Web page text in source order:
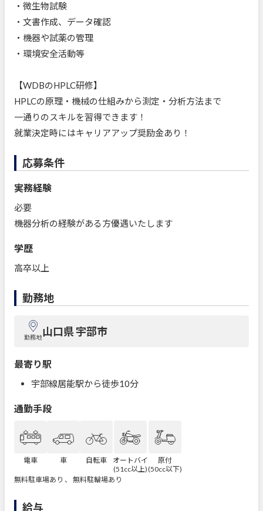
・微生物試験
・文書作成、データ確認
・機器や試薬の管理
・環境安全活動等
【WDBのHPLC研修】
HPLCの原理・機械の仕組みから測定・分析方法まで
一通りのスキルを習得できます！
就業決定時にはキャリアアップ奨励金あり！
応募条件
実務経験
必要
機器分析の経験がある方優遇いたします
学歴
高卒以上
勤務地
勤務地山口県 宇部市
最寄り駅
宇部線居能駅から徒歩10分
通勤手段
電車 車 自転車
オートバイ
(51cc以上)
原付
(50cc以下)
無料駐車場あり 、 無料駐輪場あり
給与